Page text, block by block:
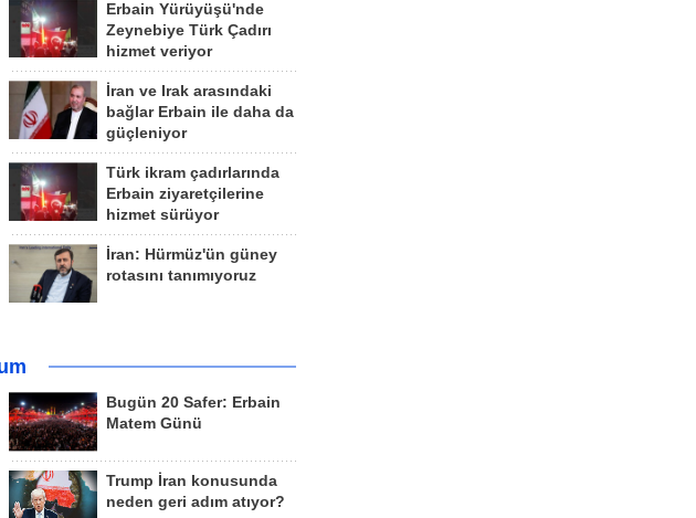
Erbain Yürüyüşü'nde
Zeynebiye Türk Çadırı
hizmet veriyor
İran ve Irak arasındaki
bağlar Erbain ile daha da
güçleniyor
Türk ikram çadırlarında
Erbain ziyaretçilerine
hizmet sürüyor
İran: Hürmüz'ün güney
rotasını tanımıyoruz
Bugün 20 Safer: Erbain
Matem Günü
Trump İran konusunda
neden geri adım atıyor?